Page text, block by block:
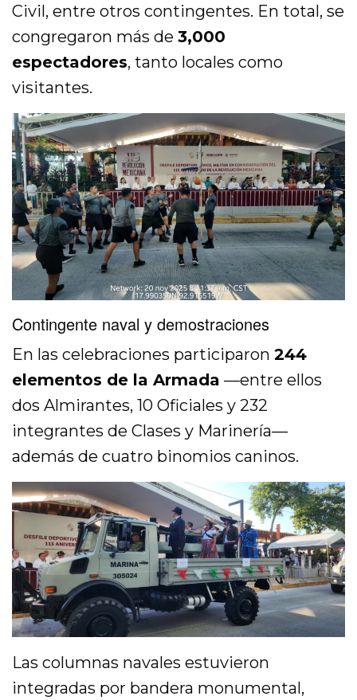
Civil, entre otros contingentes. En total, se
congregaron más de3,000
espectadores, tanto locales como
visitantes.
Contingente naval y demostraciones
En las celebraciones participaron244
elementos de la Armada —entre ellos
dos Almirantes, 10 Oficiales y 232
integrantes de Clases y Marinería—
además de cuatro binomios caninos.
Las columnas navales estuvieron
integradas por bandera monumental,